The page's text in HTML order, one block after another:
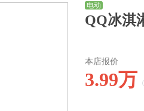
QQ冰淇
电动
本店报价
3.99万